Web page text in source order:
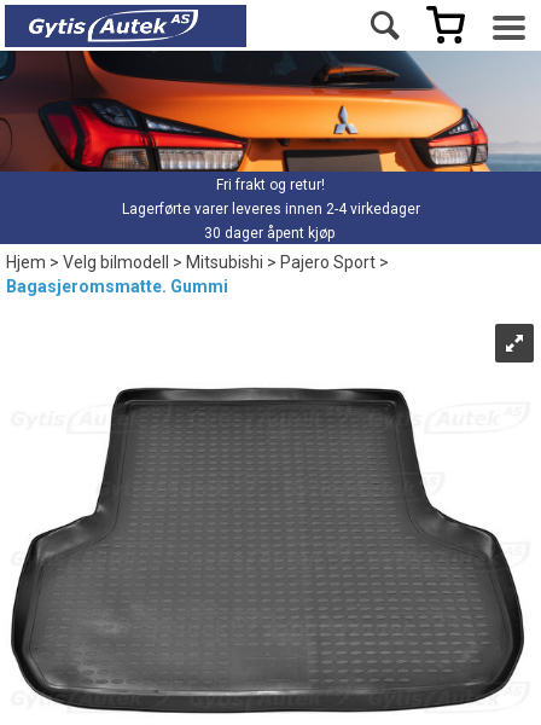
Fri frakt og retur!
Lagerførte varer leveres innen 2-4 virkedager
30 dager åpent kjøp
Hjem>Velg bilmodell >Mitsubishi>Pajero Sport>
Bagasjeromsmatte. Gummi